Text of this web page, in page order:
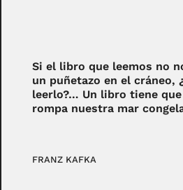
Si el libro que leemos no
un puñetazo en el cráneo,
leerlo?… Un libro tiene
rompa nuestra mar
FRANZ KAFKA